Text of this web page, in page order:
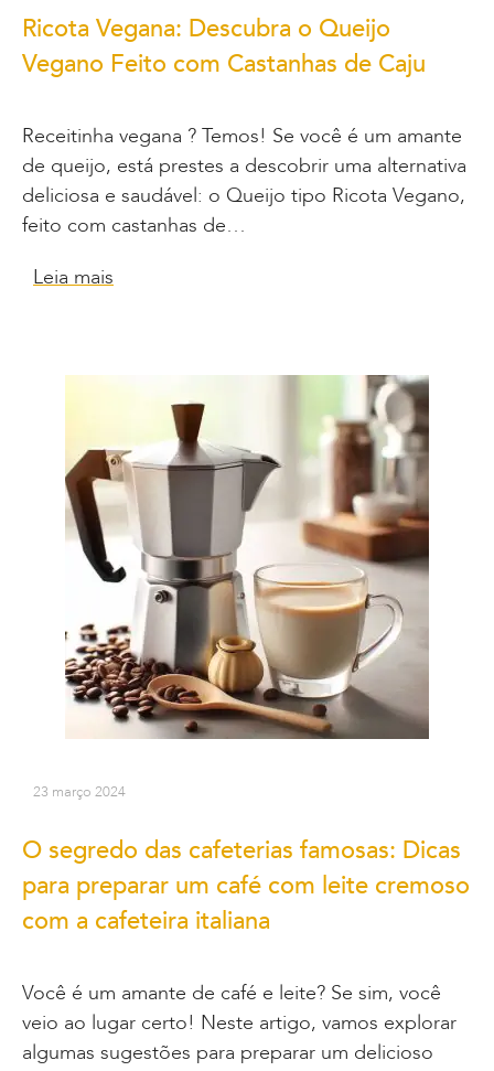
Ricota Vegana: Descubra o Queijo
Vegano Feito com Castanhas de Caju
Receitinha vegana ? Temos! Se você é um amante
de queijo, está prestes a descobrir uma alternativa
deliciosa e saudável: o Queijo tipo Ricota Vegano,
feito com castanhas de…
Leia mais
23 março 2024
O segredo das cafeterias famosas: Dicas
para preparar um café com leite cremoso
com a cafeteira italiana
Você é um amante de café e leite? Se sim, você
veio ao lugar certo! Neste artigo, vamos explorar
algumas sugestões para preparar um delicioso